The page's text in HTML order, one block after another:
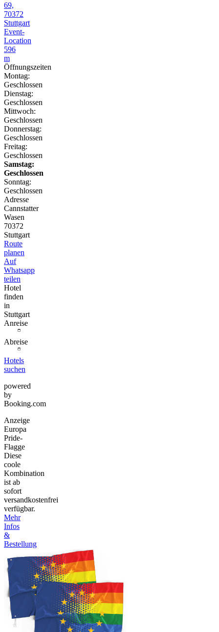
69,
70372
Stuttgart
Event-
Location
596
m
Öffnungszeiten
Montag:
Geschlossen
Dienstag:
Geschlossen
Mittwoch:
Geschlossen
Donnerstag:
Geschlossen
Freitag:
Geschlossen
Samstag:
Geschlossen
Sonntag:
Geschlossen
Adresse
Cannstatter
Wasen
70372
Stuttgart
Route
planen
Auf
Whatsapp
teilen
Hotel
finden
in
Stuttgart
Anreise
Abreise
Hotels
suchen
powered
by
Booking.com
Anzeige
Europa
Pride-
Flagge
Diese
coole
Kombination
ist ab
sofort
versandkostenfrei
verfügbar.
Mehr
Infos
&
Bestellung